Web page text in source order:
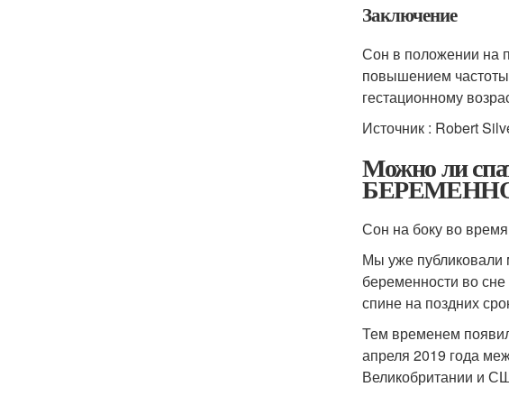
Заключение
Сон в положении на
повышением
гестационному
Источник : Robert
Можно ли
Сон на боку во
Мы уже публиковали
беременности во
спине на поздних
Тем временем
апреля 2019 года
Великобритании и